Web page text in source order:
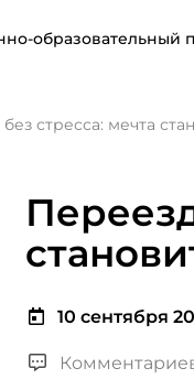
образовательный
стресса: мечта
10 сентября